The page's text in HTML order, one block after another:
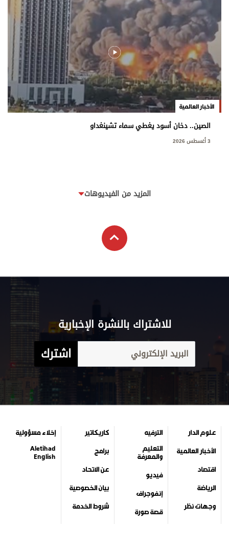
الأخبار العالمية
الصين.. دخان أسود يغطي سماء تشينغداو
3 أغسطس 2026
المزيد من الفيديوهات
للاشتراك بالنشرة الإخبارية
اشترك
علوم الدار
الأخبار العالمية
اقتصاد
الرياضة
وجهات نظر
الترفيه
التعليم
والمعرفة
فيديو
إنفوجراف
قصة صورة
كاريكاتير
برامج
عن الاتحاد
بيان الخصوصية
شروط الخدمة
إخلاء مسؤولية
Aletihad
English